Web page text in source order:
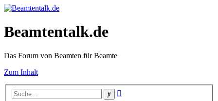
Beamtentalk.de
Das Forum von Beamten für Beamte
Zum Inhalt
Suche